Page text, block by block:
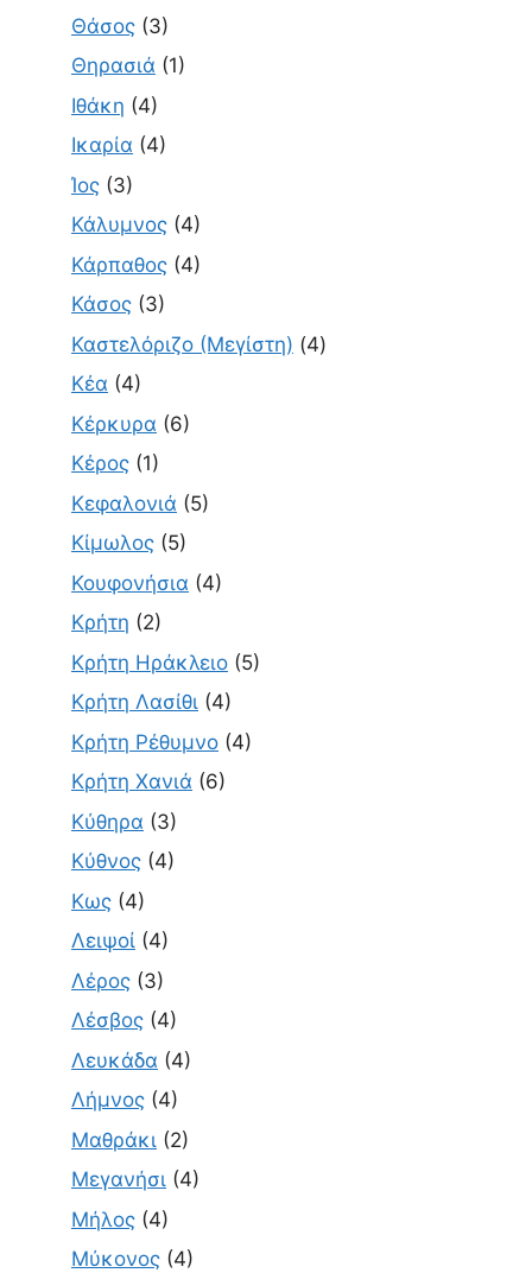
Θάσος (3)
Θηρασιά (1)
Ιθάκη (4)
Ικαρία (4)
Ίος (3)
Κάλυμνος (4)
Κάρπαθος (4)
Κάσος (3)
Καστελόριζο (Μεγίστη) (4)
Κέα (4)
Κέρκυρα (6)
Κέρος (1)
Κεφαλονιά (5)
Κίμωλος (5)
Κουφονήσια (4)
Κρήτη (2)
Κρήτη Ηράκλειο (5)
Κρήτη Λασίθι (4)
Κρήτη Ρέθυμνο (4)
Κρήτη Χανιά (6)
Κύθηρα (3)
Κύθνος (4)
Κως (4)
Λειψοί (4)
Λέρος (3)
Λέσβος (4)
Λευκάδα (4)
Λήμνος (4)
Μαθράκι (2)
Μεγανήσι (4)
Μήλος (4)
Μύκονος (4)